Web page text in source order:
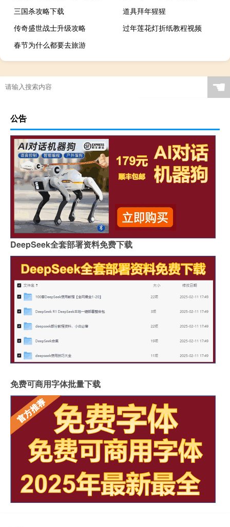
三国杀攻略下载
道具拜年猩猩
传奇盛世战士升级攻略
过年莲花灯折纸教程视频
春节为什么都要去旅游
☚
公告
DeepSeek全套部署资料免费下载
免费可商用字体批量下载